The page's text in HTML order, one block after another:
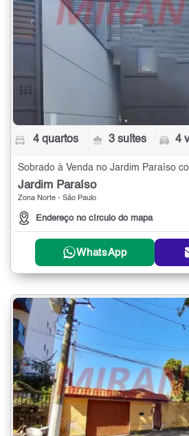
4 quartos 3 suítes 4
Sobrado à Venda no Jardim Paraíso
Jardim Paraíso
Zona Norte - São Paulo
Endereço no círculo do mapa
WhatsApp